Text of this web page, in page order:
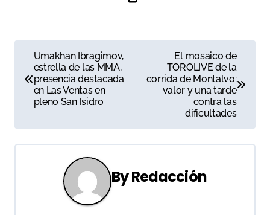
a
e
g
Umakhan Ibragimov,
estrella de las MMA,
presencia destacada
en Las Ventas en
pleno San Isidro
El mosaico de
TOROLIVE de la
corrida de Montalvo:
valor y una tarde
contra las
dificultades
ByRedacción